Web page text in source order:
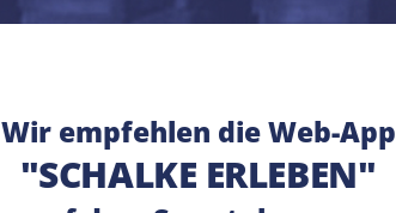
Wir empfehlen die Web-App
"SCHALKE ERLEBEN"